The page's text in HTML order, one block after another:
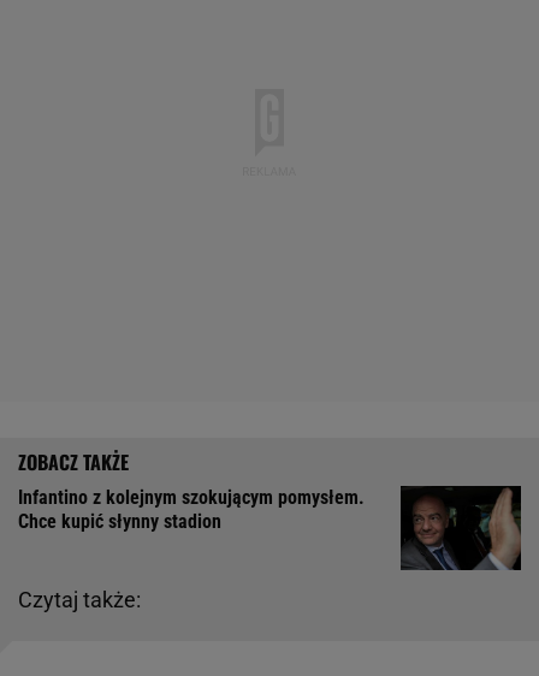
Czytaj także:
Infantino z kolejnym szokującym pomysłem.
Chce kupić słynny stadion